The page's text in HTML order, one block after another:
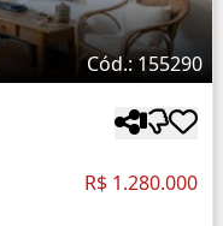
Cód.: 155290
R$ 1.280.000